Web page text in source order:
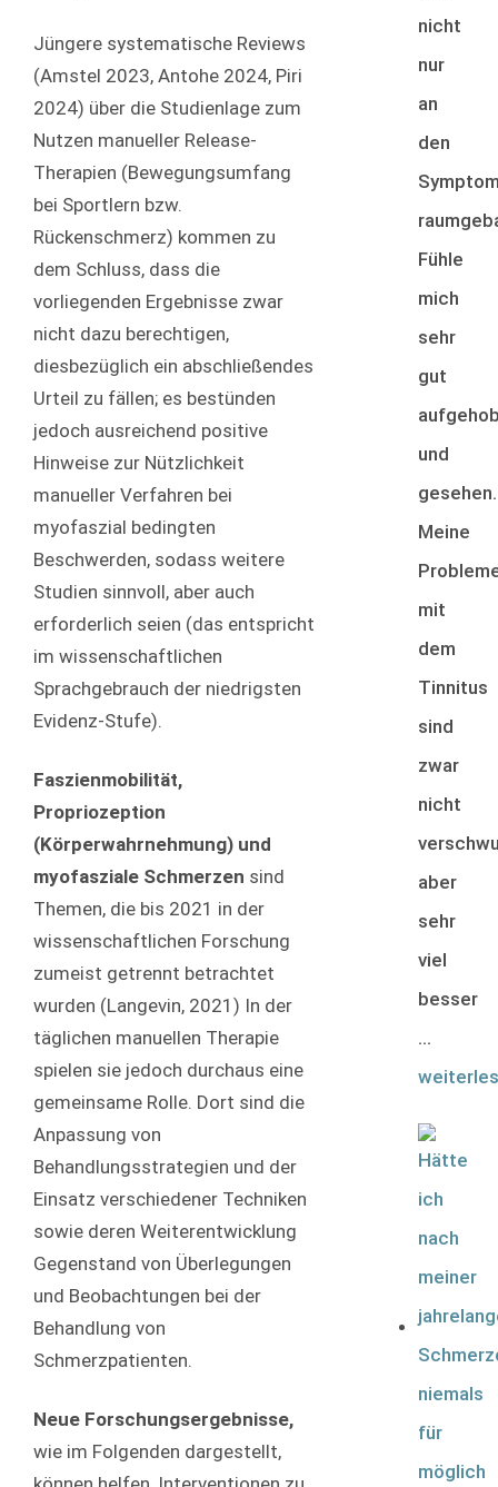
nicht
nur
an
den
Fühle
mich
sehr
gut
und
gesehen.
Meine
mit
dem
Tinnitus
sind
zwar
nicht
aber
sehr
viel
besser
...
Jüngere systematische Reviews
(Amstel 2023, Antohe 2024, Piri
2024) über die Studienlage zum
Nutzen manueller Release-
Therapien (Bewegungsumfang
bei Sportlern bzw.
Rückenschmerz) kommen zu
dem Schluss, dass die
vorliegenden Ergebnisse zwar
nicht dazu berechtigen,
diesbezüglich ein abschließendes
Urteil zu fällen; es bestünden
jedoch ausreichend positive
Hinweise zur Nützlichkeit
manueller Verfahren bei
myofaszial bedingten
Beschwerden, sodass weitere
Studien sinnvoll, aber auch
erforderlich seien (das entspricht
im wissenschaftlichen
Sprachgebrauch der niedrigsten
Evidenz-Stufe).
Faszienmobilität,
Propriozeption
(Körperwahrnehmung) und
myofasziale Schmerzen sind
Themen, die bis 2021 in der
wissenschaftlichen Forschung
zumeist getrennt betrachtet
wurden (Langevin, 2021) In der
täglichen manuellen Therapie
spielen sie jedoch durchaus eine
gemeinsame Rolle. Dort sind die
Anpassung von
Behandlungsstrategien und der
Einsatz verschiedener Techniken
sowie deren Weiterentwicklung
Gegenstand von Überlegungen
und Beobachtungen bei der
Behandlung von
Schmerzpatienten.
Neue Forschungsergebnisse,
wie im Folgenden dargestellt,